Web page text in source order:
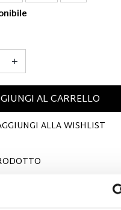
+
AL CARRELLO
ALLA WISHLIST
caucciù